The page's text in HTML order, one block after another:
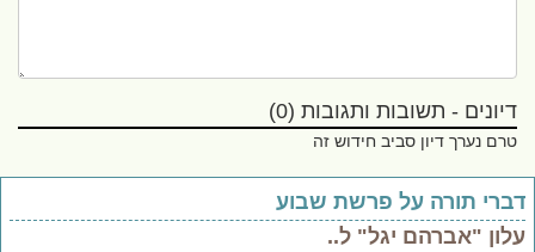
דיונים - תשובות ותגובות (0)
טרם נערך דיון סביב חידוש זה
תורה על פרשת שבוע
"אברהם יגל" ל..